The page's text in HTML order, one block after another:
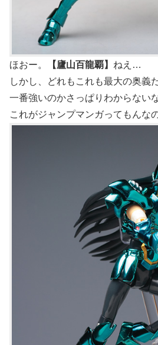
ほおー。 【廬山百龍覇】 ねえ…
しかし、どれもこれも最大の奥義
一番強いのかさっぱりわからない
これがジャンプマンガってもんな